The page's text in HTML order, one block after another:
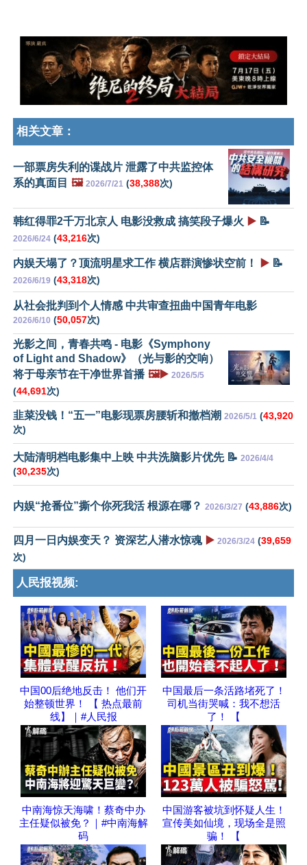
相关文章：
一部票房失利的谍战片 泄露了中共监控体
系的真面目 🖼️ 2026/7/21 (38,388次)
韩红得罪2千万北京人 电影没救成 搞笑段子爆火 ▶️ 📝
2026/6/24 (43,216次)
内娱天塌了？顶流明星求工作 横店群演惨状空前！ ▶️ 📝
2026/6/19 (43,318次)
从社会批判到个人情感 中共审查扭曲中国青年电影
2026/6/10 (50,057次)
光影之间，青春共鸣 - 电影《Symphony
of Light and Shadow》（光与影的交响）
将于母亲节在干净世界首播 🖼️▶️ 2026/5/5
(44,691次)
韭菜没钱！“五一”电影现票房腰斩和撤档潮 2026/5/1 (43,920
次)
大陆清明档电影集中上映 中共洗脑影片优先 📝 2026/4/4
(30,235次)
内娱“抢番位”撕个你死我活 根源在哪？ 2026/3/27 (43,886次)
四月一日内娱变天？ 资深艺人潜水惊魂 ▶️ 2026/3/24 (39,659
次)
人民报视频:
中国00后绝地反击！ 他们开
始整顿世界！ 【 热点最前
线】｜#人民报
中国最后一条活路堵死了！
司机当街哭喊：我不想活
了！ 【
中南海惊天海啸！蔡奇中办
主任疑似被免？｜#中南海解
码
中国游客被坑到怀疑人生！
宣传美如仙境，现场全是照
骗！ 【